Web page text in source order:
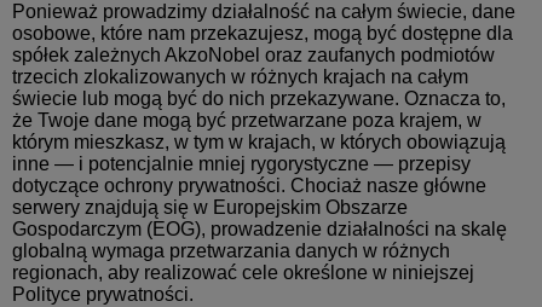
Ponieważ prowadzimy działalność na całym świecie, dane
osobowe, które nam przekazujesz, mogą być dostępne dla
spółek zależnych AkzoNobel oraz zaufanych podmiotów
trzecich zlokalizowanych w różnych krajach na całym
świecie lub mogą być do nich przekazywane. Oznacza to,
że Twoje dane mogą być przetwarzane poza krajem, w
którym mieszkasz, w tym w krajach, w których obowiązują
inne — i potencjalnie mniej rygorystyczne — przepisy
dotyczące ochrony prywatności. Chociaż nasze główne
serwery znajdują się w Europejskim Obszarze
Gospodarczym (EOG), prowadzenie działalności na skalę
globalną wymaga przetwarzania danych w różnych
regionach, aby realizować cele określone w niniejszej
Polityce prywatności.